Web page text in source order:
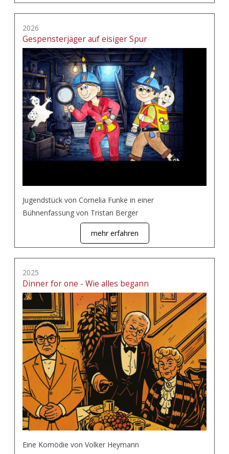
2026
Gespensterjäger auf eisiger Spur
Jugendstück von Cornelia Funke in einer
Bühnenfassung von Tristan Berger
mehr erfahren
2025
Dinner for one - Wie alles begann
Eine Komödie von Volker Heymann